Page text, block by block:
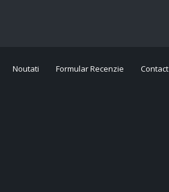
Noutati Formular Recenzie Contact